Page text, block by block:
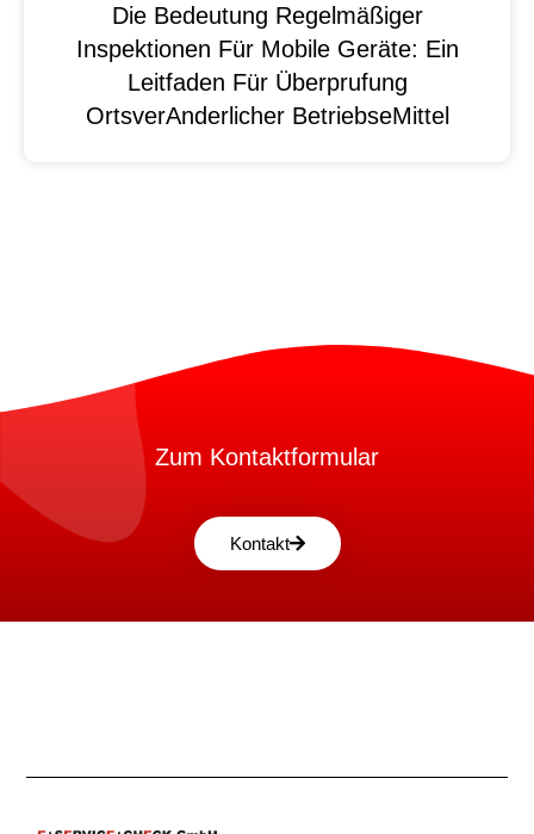
Die Bedeutung Regelmäßiger
Inspektionen Für Mobile Geräte: Ein
Leitfaden Für Überprufung
OrtsverAnderlicher BetriebseMittel
Zum Kontaktformular
Kontakt